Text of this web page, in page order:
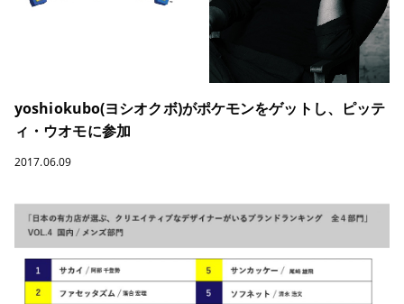
yoshiokubo(ヨシオクボ)がポケモンをゲットし、ピッテ
ィ・ウオモに参加
2017.06.09